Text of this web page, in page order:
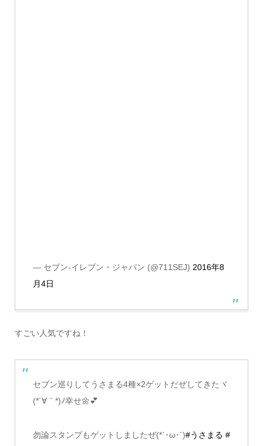
— セブン-イレブン・ジャパン (@711SEJ) 2016年8
月4日
すごい人気ですね！
セブン巡りしてうさまる4種×2ゲットだぜしてきたヾ
(*´∀｀*)ﾉ幸せ🌼💕
勿論スタンプもゲットしましたぜ(*`･ω･´)#うさまる #